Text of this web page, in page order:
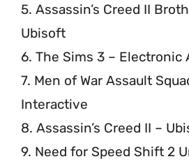
5. Assassin’s Creed II
Ubisoft
6. The Sims 3 – Electronic
7. Men of War Assault
Interactive
8. Assassin’s Creed II –
9. Need for Speed Shift 2